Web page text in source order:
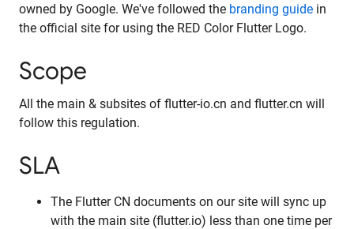
owned by Google. We've followed the branding guide in
the official site for using the RED Color Flutter Logo.
Scope
All the main & subsites of flutter-io.cn and flutter.cn will
follow this regulation.
SLA
The Flutter CN documents on our site will sync up
with the main site (flutter.io) less than one time per